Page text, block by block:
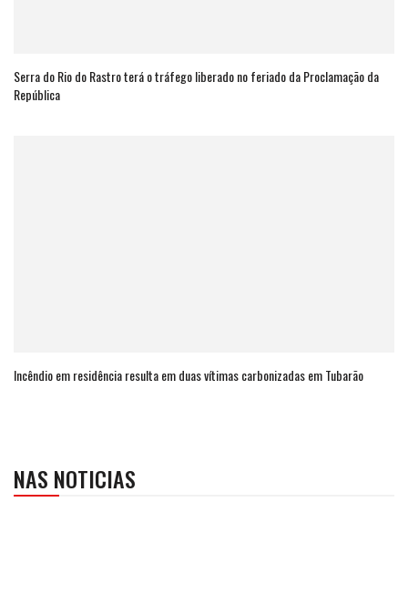
Serra do Rio do Rastro terá o tráfego liberado no feriado da Proclamação da
República
Incêndio em residência resulta em duas vítimas carbonizadas em Tubarão
NAS NOTICIAS